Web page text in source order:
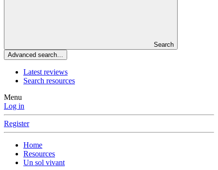
Search
Advanced search…
Latest reviews
Search resources
Menu
Log in
Register
Home
Resources
Un sol vivant